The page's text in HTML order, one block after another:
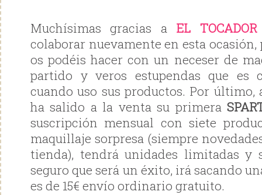
Muchísimas gracias a EL
colaborar nuevamente en esta
os podéis hacer con un neceser de
partido y veros estupendas que es
cuando uso sus productos. Por
ha salido a la venta su primera
suscripción mensual con siete
maquillaje sorpresa (siempre
tienda), tendrá unidades limitadas y
seguro que será un éxito, irá sacando
es de 15€ envío ordinario gratuito.